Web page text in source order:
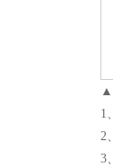
▲
1
2
3